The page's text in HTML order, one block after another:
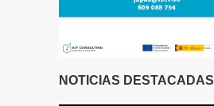
NOTICIAS DESTACADAS